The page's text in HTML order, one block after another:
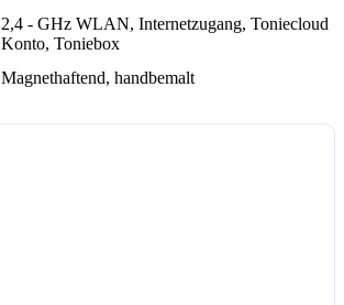
2,4 - GHz WLAN, Internetzugang, Toniecloud
Konto, Toniebox
Magnethaftend, handbemalt